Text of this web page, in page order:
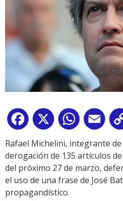
Facebook
X WhatsApp
Rafael Michelini, integrante
derogación de 135 artículos
del próximo 27 de marzo,
el uso de una frase de José
propagandístico.